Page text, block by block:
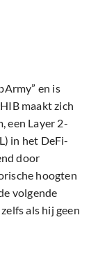
en is
maakt zich
een Layer 2-
in het DeFi-
door
hoogten
volgende
als hij geen